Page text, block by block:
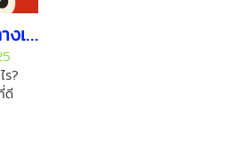
ร
ดี
ณ
ก
ำ
ต
ทัวร์จีนไม่ลงร้าน ทางเลือกของคนเที่ยวจีนคุณภาพ
ร?
ดี
ค